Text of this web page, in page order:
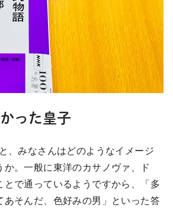
った皇子
みなさんはどのようなイメージ
か。一般に東洋のカサノヴァ、ド
とで通っているようですから、「多
あそんだ、色好みの男」といった答